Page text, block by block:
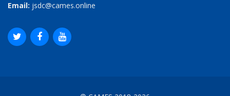
Email: jsdc@cames.online